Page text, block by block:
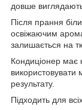
довше
Після прання
освіжаючим
залишається на
Кондиціонер
використовувати
результату.
Підходить для